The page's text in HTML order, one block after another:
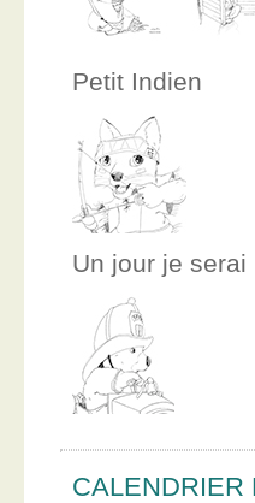
Petit Indien
Un jour je serai
CALENDRIER